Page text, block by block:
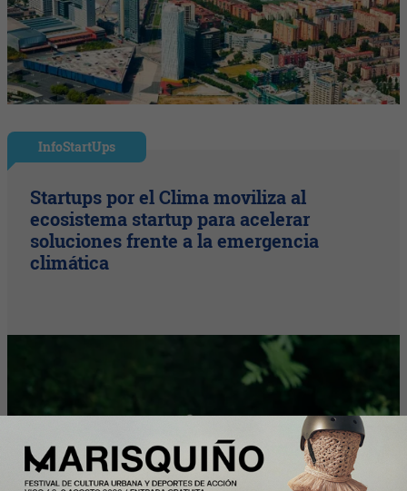
InfoStartUps
Startups por el Clima moviliza al
ecosistema startup para acelerar
soluciones frente a la emergencia
climática